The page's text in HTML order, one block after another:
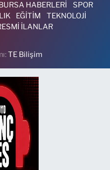
HABERLERİ
SPOR
EĞİTİM
TEKNOLOJİ
İLANLAR
TE Bilişim